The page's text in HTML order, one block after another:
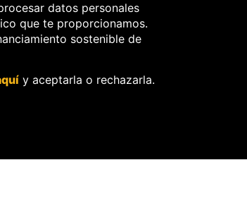
frente
datos personales
que te proporcionamos.
sostenible de
y aceptarla o rechazarla.